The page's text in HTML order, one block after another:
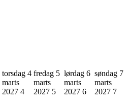
torsdag 4
marts
2027 4
fredag 5
marts
2027 5
lørdag 6
marts
2027 6
søndag 7
marts
2027 7